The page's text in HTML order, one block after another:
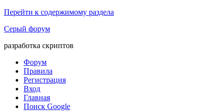
Перейти к содержимому раздела
Серый форум
разработка скриптов
Форум
Правила
Регистрация
Вход
Главная
Поиск Google